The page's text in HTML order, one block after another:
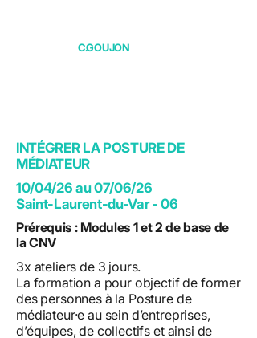
C.GOUJON
INTÉGRER LA POSTURE DE
MÉDIATEUR
10/04/26 au 07/06/26
Saint-Laurent-du-Var - 06
Prérequis : Modules 1 et 2 de base de
la CNV
3x ateliers de 3 jours.
La formation a pour objectif de former
des personnes à la Posture de
médiateur·e au sein d’entreprises,
d’équipes, de collectifs et ainsi de